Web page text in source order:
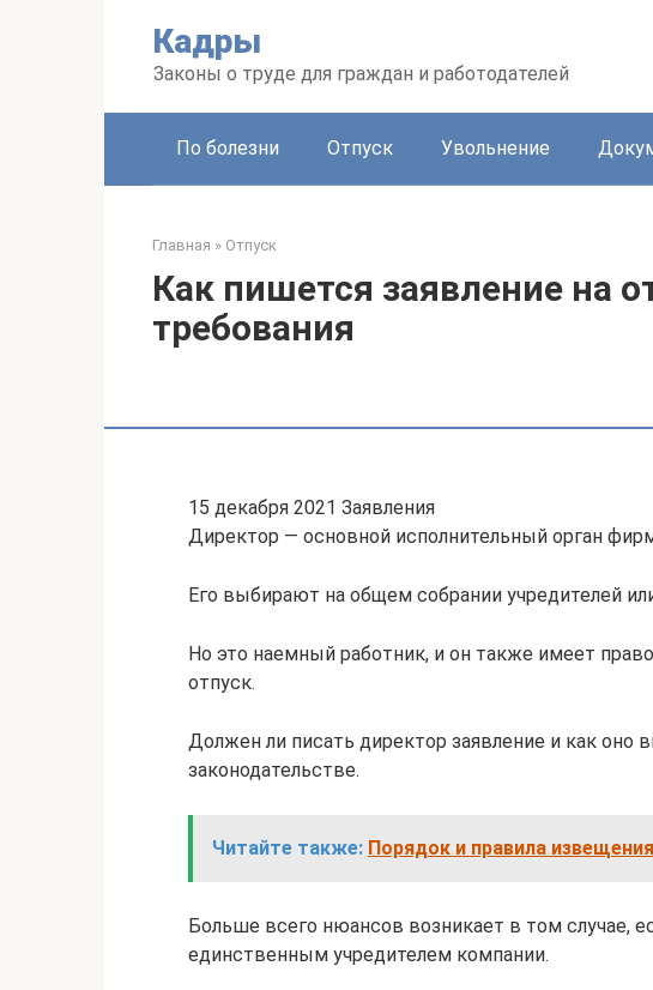
Кадры
Законы о труде для граждан и работодателей
По болезни Отпуск Увольнение
Главная » Отпуск
Как пишется заявление на
требования
15 декабря 2021 Заявления
Директор — основной исполнительный орган
Его выбирают на общем собрании учредителей
Но это наемный работник, и он также имеет
отпуск.
Должен ли писать директор заявление и как оно
законодательстве.
Читайте также: Порядок и правила
Больше всего нюансов возникает в том случае,
единственным учредителем компании.